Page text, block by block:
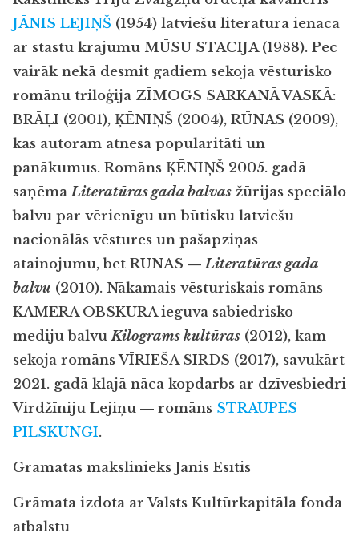
JĀNIS LEJIŅŠ (1954) latviešu literatūrā ienāca
ar stāstu krājumu MŪSU STACIJA (1988). Pēc
vairāk nekā desmit gadiem sekoja vēsturisko
romānu triloģija ZĪMOGS SARKANĀ VASKĀ:
BRĀĻI (2001), ĶĒNIŅŠ (2004), RŪNAS (2009),
kas autoram atnesa popularitāti un
panākumus. Romāns ĶĒNIŅŠ 2005. gadā
saņēmaLiteratūras gada balvas žūrijas speciālo
balvu par vērienīgu un būtisku latviešu
nacionālās vēstures un pašapziņas
atainojumu, bet RŪNAS ―Literatūras gada
balvu (2010). Nākamais vēsturiskais romāns
KAMERA OBSKURA ieguva sabiedrisko
mediju balvuKilograms kultūras (2012), kam
sekoja romāns VĪRIEŠA SIRDS (2017), savukārt
2021. gadā klajā nāca kopdarbs ar dzīvesbiedri
Virdžīniju Lejiņu ― romāns STRAUPES
PILSKUNGI.
Grāmatas mākslinieks Jānis Esītis
Grāmata izdota ar Valsts Kultūrkapitāla fonda
atbalstu